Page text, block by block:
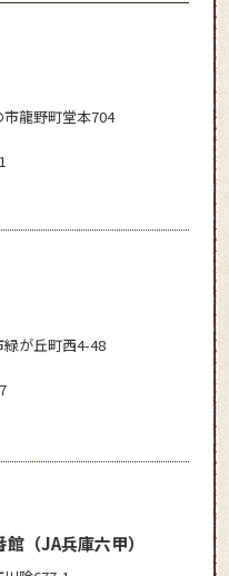
龍野町堂本704
が丘町西4-48
館（JA兵庫六甲）